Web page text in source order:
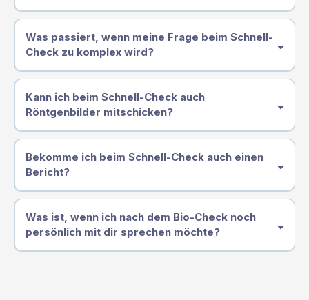
Was passiert, wenn meine Frage beim Schnell-
Check zu komplex wird?
Kann ich beim Schnell-Check auch
Röntgenbilder mitschicken?
Bekomme ich beim Schnell-Check auch einen
Bericht?
Was ist, wenn ich nach dem Bio-Check noch
persönlich mit dir sprechen möchte?